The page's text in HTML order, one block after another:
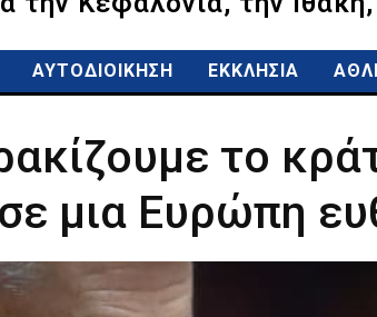
ΑΥΤΟΔΙΟΙΚΗΣΗ ΕΚΚΛΗΣΙΑ
το
μια Ευρώπη